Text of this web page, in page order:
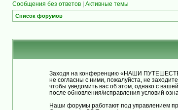
Сообщения без ответов | Активные темы
Список форумов
Заходя на конференцию «НАШИ
не согласны с ними, пожалуйста, не
чтобы уведомить вас об этом, однако с
после обновления/исправления условий
Наши форумы работают под управлением